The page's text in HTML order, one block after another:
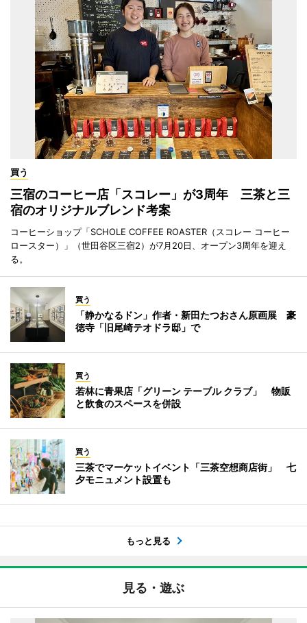
買う
三宿のコーヒー店「スコレー」が3周年 三茶と三
宿のオリジナルブレンド考案
コーヒーショップ「SCHOLE COFFEE ROASTER（スコレー コーヒー
ロースター）」（世田谷区三宿2）が7月20日、オープン3周年を迎え
る。
買う
「静かなるドン」作者・新田たつおさん原画展 豪
徳寺「旧尾崎テオドラ邸」で
買う
若林に青果店「グリーン テーブル クラブ」 物販
と飲食のスペースを併設
買う
三茶でマーケットイベント「三茶空想商店街」 七
夕モニュメント設置も
もっと見る
見る・遊ぶ